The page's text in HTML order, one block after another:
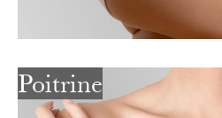
Poitrine